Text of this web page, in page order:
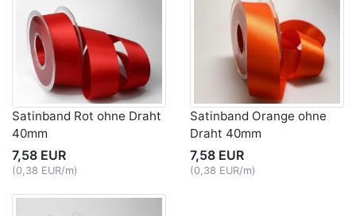
Satinband Rot ohne Draht
40mm
7,58 EUR
(0,38 EUR/m)
Satinband Orange ohne
Draht 40mm
7,58 EUR
(0,38 EUR/m)